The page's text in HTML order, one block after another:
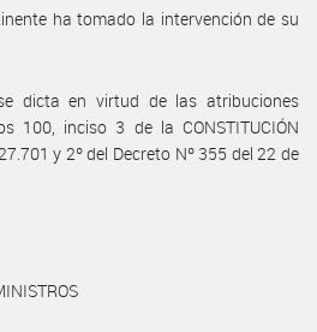
ha tomado la intervención de su
dicta en virtud de las atribuciones
100, inciso 3 de la CONSTITUCIÓN
y 2º del Decreto Nº 355 del 22 de